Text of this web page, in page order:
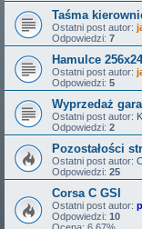
Taśma
Ostatni post autor:
Odpowiedzi: 7
Hamulce
Ostatni post autor:
Odpowiedzi: 5
Wyprzedaż
Ostatni post autor:
Odpowiedzi: 2
Pozostałości
Ostatni post autor:
Odpowiedzi: 25
Corsa C GSI
Ostatni post autor:
Odpowiedzi: 10